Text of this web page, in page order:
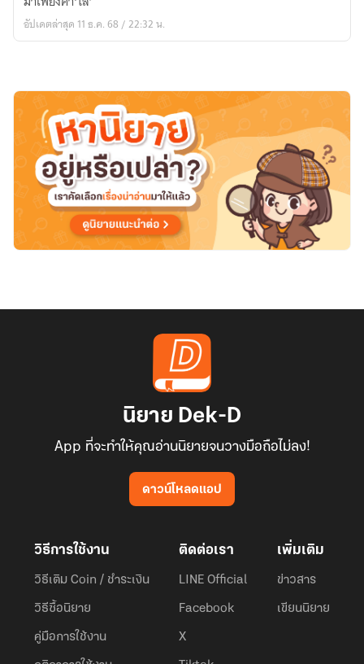
(มี
E-
อัปเดตล่าสุด 11 ธ.ค. 68 / 22:32 น.
นิยาย Dek-D
App ที่จะทำให้คุณอ่านนิยายจนวางมือถือไม่ลง!
ดาวน์โหลดแอป
วิธีการใช้งาน
วิธีเติม Coin / ชำระเงิน
วิธีซื้อนิยาย
คู่มือการใช้งาน
ติดต่อเรา
LINE Official
Facebook
X
เพิ่มเติม
ข่าวสาร
เขียนนิยาย